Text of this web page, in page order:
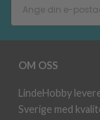
OM OSS
LindeHobby
Sverige med